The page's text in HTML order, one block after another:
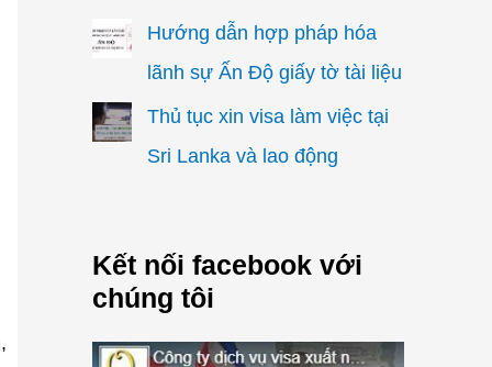
Hướng dẫn hợp pháp hóa
lãnh sự Ấn Độ giấy tờ tài liệu
Thủ tục xin visa làm việc tại
Sri Lanka và lao động
Kết nối facebook với
chúng tôi